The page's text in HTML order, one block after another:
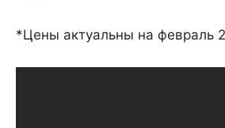
*Цены актуальны на февраль